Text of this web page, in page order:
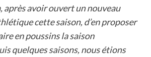
après avoir ouvert un nouveau
cette saison, d’en proposer
en poussins la saison
quelques saisons, nous étions